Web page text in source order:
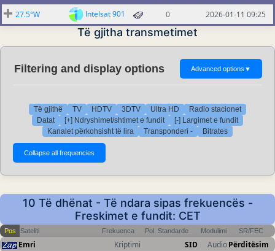
27.5°W
Intelsat 901 0 2026-01-11 09:25
Të gjitha transmetimet
Filtering and display options Advanced options ▼
Të gjithë TV HDTV 3DTV Ultra HD
Radio stacionet
Datat
[+] Ndryshimet/shtimet e fundit
[-] Largimet e fundit
Kanalet përkohsisht të lira
Transponderi - Bitrates
10 Të dhënat - Të ndara sipas frekuencës -
Freskimet e fundit: CET
Pos Sateliti Frekuenca Pol Standarde Modulimi SR/FEC
Emri Kriptimi SID AudioPërditësim